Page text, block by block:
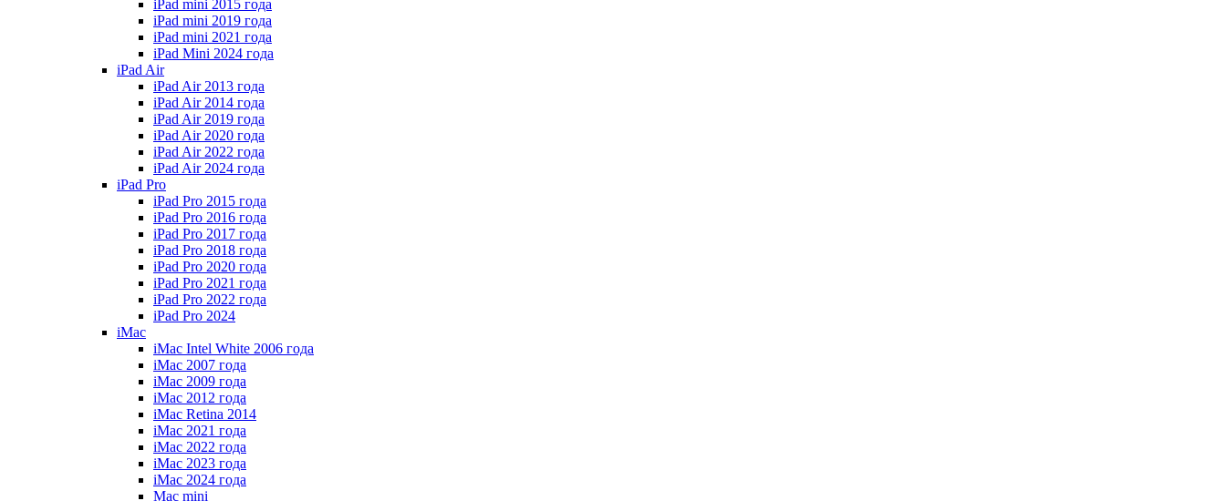
iPad mini 2015 года
iPad mini 2019 года
iPad mini 2021 года
iPad Mini 2024 года
iPad Air
iPad Air 2013 года
iPad Air 2014 года
iPad Air 2019 года
iPad Air 2020 года
iPad Air 2022 года
iPad Air 2024 года
iPad Pro
iPad Pro 2015 года
iPad Pro 2016 года
iPad Pro 2017 года
iPad Pro 2018 года
iPad Pro 2020 года
iPad Pro 2021 года
iPad Pro 2022 года
iPad Pro 2024
iMac
iMac Intel White 2006 года
iMac 2007 года
iMac 2009 года
iMac 2012 года
iMac Retina 2014
iMac 2021 года
iMac 2022 года
iMac 2023 года
iMac 2024 года
Mac mini